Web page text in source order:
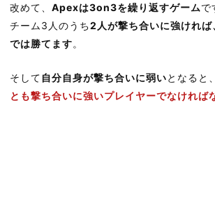
改めて、 Apexは3on3を繰り返すゲームで
チーム3人のうち2人が撃ち合いに強けれ
では勝てます。
そして 自分自身が撃ち合いに弱いとなると、
とも撃ち合いに強いプレイヤーでなければ